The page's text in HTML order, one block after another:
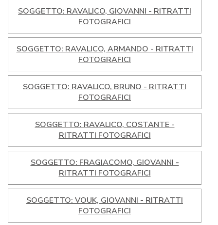
SOGGETTO: RAVALICO, GIOVANNI - RITRATTI
FOTOGRAFICI
SOGGETTO: RAVALICO, ARMANDO - RITRATTI
FOTOGRAFICI
SOGGETTO: RAVALICO, BRUNO - RITRATTI
FOTOGRAFICI
SOGGETTO: RAVALICO, COSTANTE -
RITRATTI FOTOGRAFICI
SOGGETTO: FRAGIACOMO, GIOVANNI -
RITRATTI FOTOGRAFICI
SOGGETTO: VOUK, GIOVANNI - RITRATTI
FOTOGRAFICI